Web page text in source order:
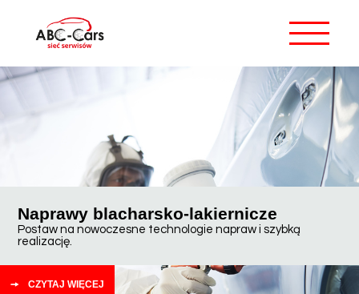
Naprawy blacharsko-lakiernicze
Postaw na nowoczesne technologie napraw i szybką
realizację.
CZYTAJ WIĘCEJ